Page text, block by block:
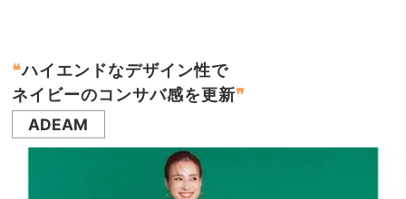
❝ハイエンドなデザイン性で
ネイビーのコンサバ感を更新❞
ADEAM